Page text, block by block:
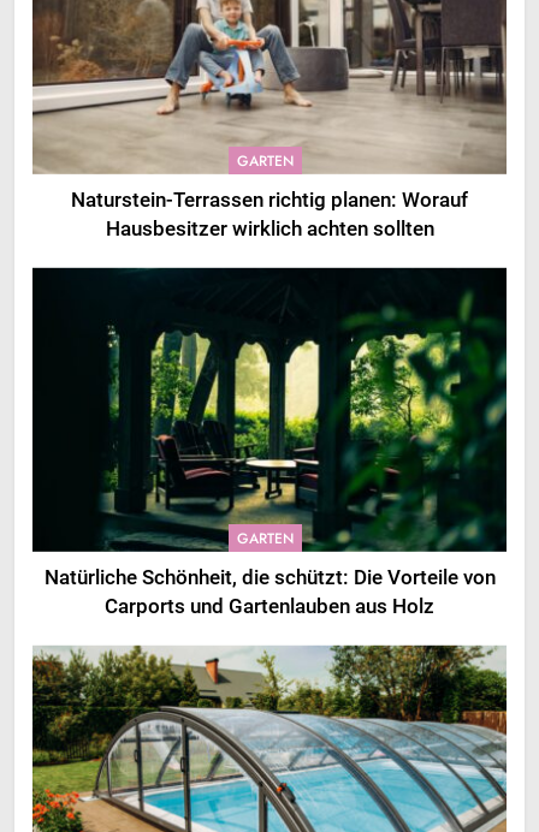
GARTEN
Naturstein-Terrassen richtig planen: Worauf
Hausbesitzer wirklich achten sollten
GARTEN
Natürliche Schönheit, die schützt: Die Vorteile von
Carports und Gartenlauben aus Holz